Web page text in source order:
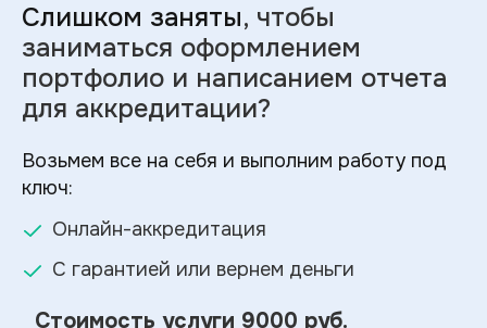
Слишком заняты, чтобы
заниматься оформлением
портфолио и написанием отчета
для аккредитации?
Возьмем все на себя и выполним работу под
ключ:
Онлайн-аккредитация
С гарантией или вернем деньги
Стоимость услуги 9000 руб.